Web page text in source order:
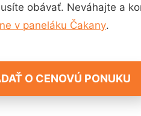
obávať. Neváhajte a
v paneláku Čakany.
O CENOVÚ PONUKU